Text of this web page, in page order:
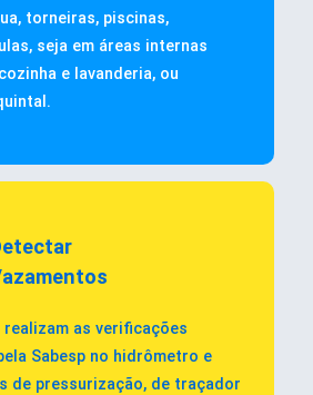
torneiras, piscinas,
seja em áreas internas
e lavanderia, ou
realizam as verificações
Sabesp no hidrômetro e
de pressurização, de traçador